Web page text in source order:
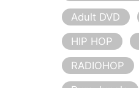
Adult DVD
HIP HOP
RADIOHOP